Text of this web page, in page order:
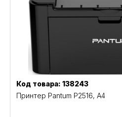
Код товара: 138243
Принтер Pantum P2516, A4